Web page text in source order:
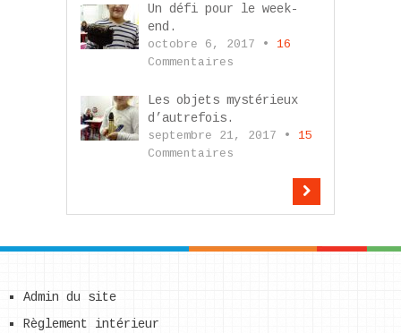
Un défi pour le week-
end.
octobre 6, 2017 • 16
Commentaires
Les objets mystérieux
d’autrefois.
septembre 21, 2017 • 15
Commentaires
Admin du site
Règlement intérieur